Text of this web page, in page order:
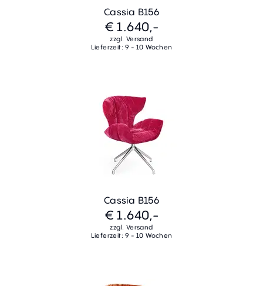
Cassia B156
€ 1.640,-
zzgl. Versand
Lieferzeit: 9 - 10 Wochen
Cassia B156
€ 1.640,-
zzgl. Versand
Lieferzeit: 9 - 10 Wochen